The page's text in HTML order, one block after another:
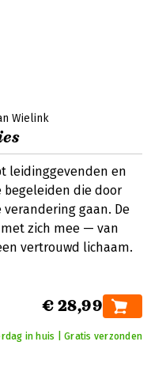
Wielink
leidinggevenden en
begeleiden die door
gaan. De
zich mee — van
vertrouwd lichaam.
€ 28,99
in huis | Gratis verzonden